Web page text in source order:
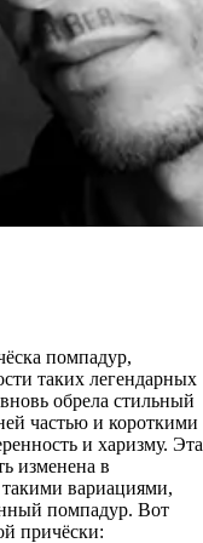
помпадур,
таких легендарных
обрела стильный
частью и короткими
и харизму. Эта
изменена в
вариациями,
помпадур. Вот
причёски: